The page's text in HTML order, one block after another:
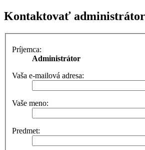
Kontaktovať
Príjemca:
Administrátor
Vaša e-mailová adresa:
Vaše meno:
Predmet: